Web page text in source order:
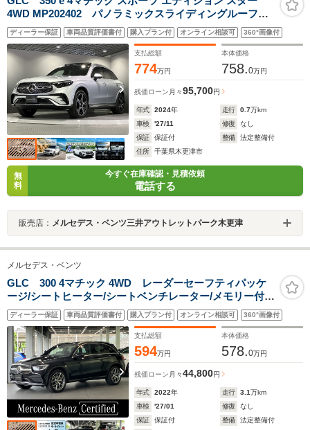
4WD MP202402 パノラミックスライディングルーフ
リア・アクスルステアリング 20インチAMGアルミホイ
ール MBUX ARナビゲーション
ディーラー保証 車両品質評価書付 購入プラン付 オンライン相談可 360°画像付
支払総額
774万円
本体価格
758.0万円
残価ローン 月々95,700円
年式 2024年 走行 0.7万km
車検
'27/11 修復
なし
保証
保証付 整備
法定整備付
住所
千葉県木更津市
無
料
今すぐ在庫確認・見積依頼
電話する
販売店： メルセデス・ベンツ三井アウトレットパーク木更津
メルセデス・ベンツ
GLC 300 4マチック 4WD レーダーセーフティパッケ
ージ/シートヒーター/シートベンチレーター/メモリー付き
パワーシート/パフュームアトマイザー/パノラミックスラ
イディングルーフ
ディーラー保証 車両品質評価書付 購入プラン付 オンライン相談可 360°画像付
支払総額
594万円
本体価格
578.0万円
残価ローン 月々44,800円
年式 2022年 走行 3.1万km
車検
'27/01 修復
なし
保証
保証付 整備 法定整備付